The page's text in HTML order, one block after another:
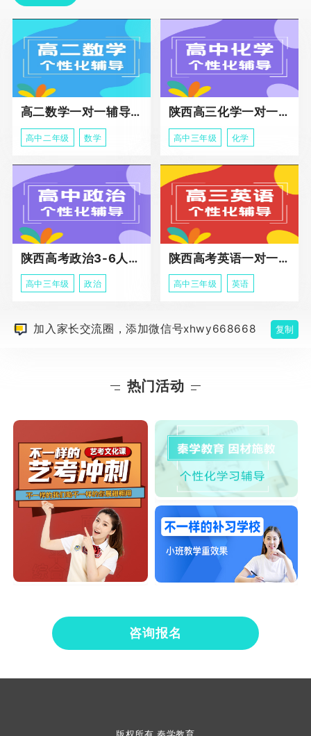
高二数学一对一辅导课程
高中二年级 数学
陕西高三化学一对一个性化辅导课程
高中三年级 化学
陕西高考政治3-6人班课程
高中三年级 政治
陕西高考英语一对一冲刺课程
高中三年级 英语
加入家长交流圈，添加微信号xhwy668668 复制
热门活动
咨询报名